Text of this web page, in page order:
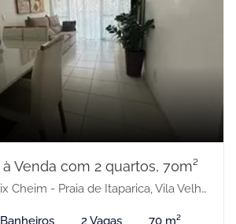
Venda com 2 quartos, 70m²
Cheim - Praia de Itaparica, Vila Velha-ES
2 Vagas 70 m²